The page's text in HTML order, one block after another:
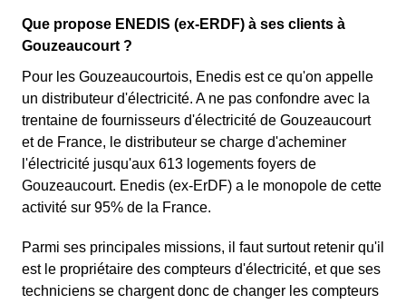
Que propose ENEDIS (ex-ERDF) à ses clients à
Gouzeaucourt ?
Pour les Gouzeaucourtois, Enedis est ce qu'on appelle
un distributeur d'électricité. A ne pas confondre avec la
trentaine de fournisseurs d'électricité de Gouzeaucourt
et de France, le distributeur se charge d'acheminer
l'électricité jusqu'aux 613 logements foyers de
Gouzeaucourt. Enedis (ex-ErDF) a le monopole de cette
activité sur 95% de la France.
Parmi ses principales missions, il faut surtout retenir qu'il
est le propriétaire des compteurs d'électricité, et que ses
techniciens se chargent donc de changer les compteurs